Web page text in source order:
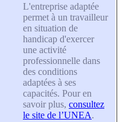
L'entreprise adaptée
permet à un travailleur
en situation de
handicap d'exercer
une activité
professionnelle dans
des conditions
adaptées à ses
capacités. Pour en
savoir plus, consultez
le site de l’UNEA.